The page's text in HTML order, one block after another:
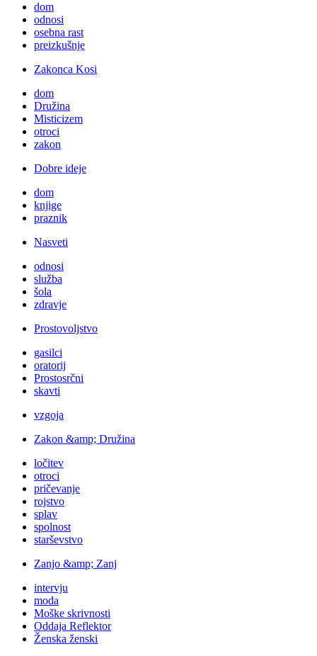
dom
odnosi
osebna rast
preizkušnje
Zakonca Kosi
dom
Družina
Misticizem
otroci
zakon
Dobre ideje
dom
knjige
praznik
Nasveti
odnosi
služba
šola
zdravje
Prostovoljstvo
gasilci
oratorij
Prostosrčni
skavti
vzgoja
Zakon &amp; Družina
ločitev
otroci
pričevanje
rojstvo
splav
spolnost
starševstvo
Zanjo &amp; Zanj
intervju
moda
Moške skrivnosti
Oddaja Reflektor
Ženska ženski